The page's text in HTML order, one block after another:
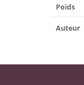
Poids
Auteur